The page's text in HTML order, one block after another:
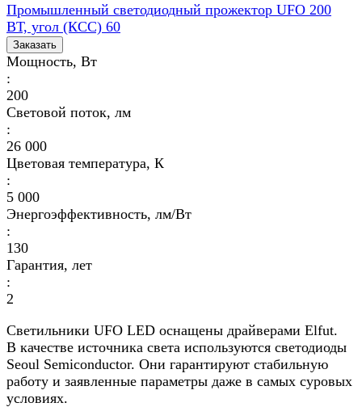
Промышленный светодиодный прожектор UFO 200
ВТ, угол (КСС) 60
Заказать
Мощность, Вт
:
200
Световой поток, лм
:
26 000
Цветовая температура, К
:
5 000
Энергоэффективность, лм/Вт
:
130
Гарантия, лет
:
2
Светильники UFO LED оснащены драйверами Elfut.
В качестве источника света используются светодиоды
Seoul Semiconductor. Они гарантируют стабильную
работу и заявленные параметры даже в самых суровых
условиях.